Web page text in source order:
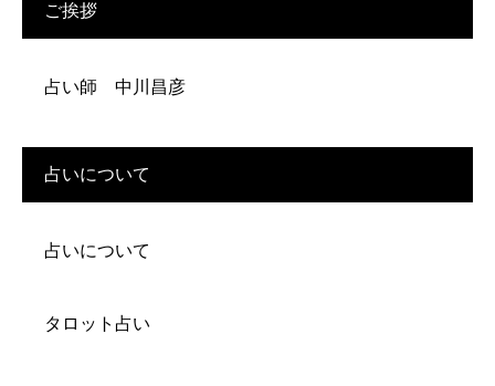
ご挨拶
占い師 中川昌彦
占いについて
占いについて
タロット占い